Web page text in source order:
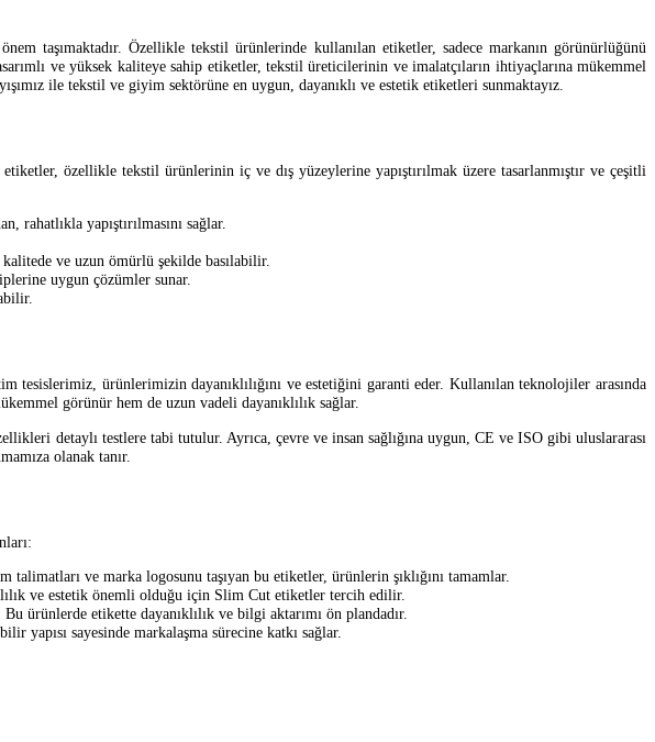
taşımaktadır. Özellikle tekstil ürünlerinde kullanılan etiketler, sadece markanın görünürlüğünü
ve yüksek kaliteye sahip etiketler, tekstil üreticilerinin ve imalatçıların ihtiyaçlarına mükemmel
ile tekstil ve giyim sektörüne en uygun, dayanıklı ve estetik etiketleri sunmaktayız.
özellikle tekstil ürünlerinin iç ve dış yüzeylerine yapıştırılmak üzere tasarlanmıştır ve çeşitli
yapıştırılmasını sağlar.
ve uzun ömürlü şekilde basılabilir.
uygun çözümler sunar.
ürünlerimizin dayanıklılığını ve estetiğini garanti eder. Kullanılan teknolojiler arasında
görünür hem de uzun vadeli dayanıklılık sağlar.
detaylı testlere tabi tutulur. Ayrıca, çevre ve insan sağlığına uygun, CE ve ISO gibi uluslararası
olanak tanır.
ve marka logosunu taşıyan bu etiketler, ürünlerin şıklığını tamamlar.
ve estetik önemli olduğu için Slim Cut etiketler tercih edilir.
ürünlerde etikette dayanıklılık ve bilgi aktarımı ön plandadır.
yapısı sayesinde markalaşma sürecine katkı sağlar.